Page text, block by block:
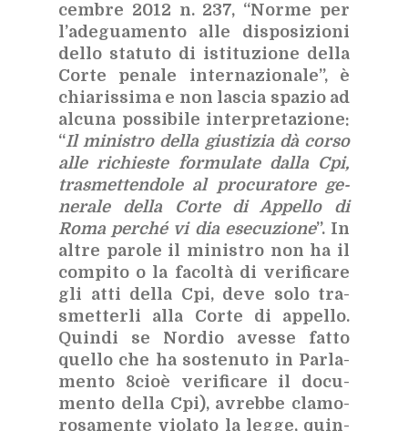
cem­bre 2012 n. 237, “Nor­me per
l’a­de­gua­men­to alle di­spo­si­zio­ni
del­lo sta­tu­to di isti­tu­zio­ne del­la
Cor­te pe­na­le in­ter­na­zio­na­le”, è
chia­ris­si­ma e non la­scia spa­zio ad
al­cu­na pos­si­bi­le in­ter­pre­ta­zio­ne:
“Il mi­ni­stro del­la giu­sti­zia dà cor­so
alle ri­chie­ste for­mu­la­te dal­la Cpi,
tra­smet­ten­do­le al pro­cu­ra­to­re ge­
ne­ra­le del­la Cor­te di Ap­pel­lo di
Roma per­ché vi dia ese­cu­zio­ne”. In
al­tre pa­ro­le il mi­ni­stro non ha il
com­pi­to o la fa­col­tà di ve­ri­fi­ca­re
gli atti del­la Cpi, deve solo tra­
smet­ter­li alla Cor­te di ap­pel­lo.
Quin­di se Nor­dio aves­se fat­to
quel­lo che ha so­ste­nu­to in Par­la­
men­to 8cioè ve­ri­fi­ca­re il do­cu­
men­to del­la Cpi), avreb­be cla­mo­
ro­sa­men­te vio­la­to la leg­ge, quin­